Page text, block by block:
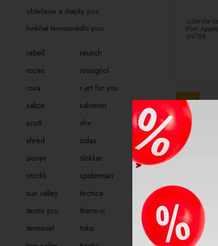
Lyžiarska
Pom
69788
NOVÉ
LETNÝ
Lyžiarska
-10%
oblečenie a čiapky poc
funkčné termoprádlo poc
rebell
reusch
roces
rossignol
roxa
r-jet for you
salice
salomon
scott
sh+
shred
sidas
sionyx
slokker
stöckli
spiderman
sun valley
tecnica
tecno pro
therm-ic
termovel
toko